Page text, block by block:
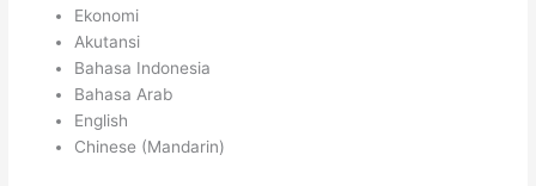
Ekonomi
Akutansi
Bahasa Indonesia
Bahasa Arab
English
Chinese (Mandarin)